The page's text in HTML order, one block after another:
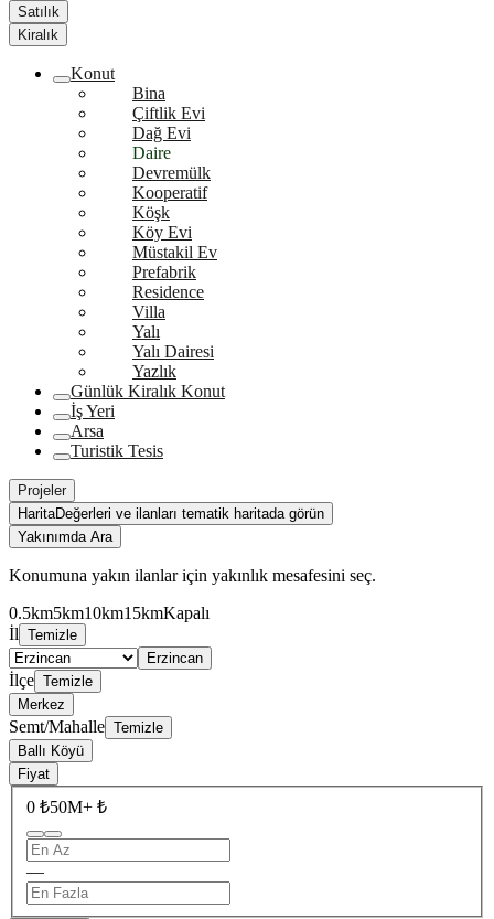
Satılık
Kiralık
Konut
Bina
Çiftlik Evi
Dağ Evi
Daire
Devremülk
Kooperatif
Köşk
Köy Evi
Müstakil Ev
Prefabrik
Residence
Villa
Yalı
Yalı Dairesi
Yazlık
Günlük Kiralık Konut
İş Yeri
Arsa
Turistik Tesis
Projeler
HaritaDeğerleri ve ilanları tematik haritada görün
Yakınımda Ara
Konumuna yakın ilanlar için yakınlık mesafesini seç.
0.5km5km10km15kmKapalı
İl Temizle
Erzincan
İlçe Temizle
Merkez
Semt/Mahalle Temizle
Ballı Köyü
Fiyat
0 ₺50M+ ₺
—